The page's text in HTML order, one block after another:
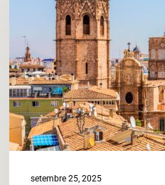
transformació
energètica
i
adaptació
urbana
setembre 25, 2025